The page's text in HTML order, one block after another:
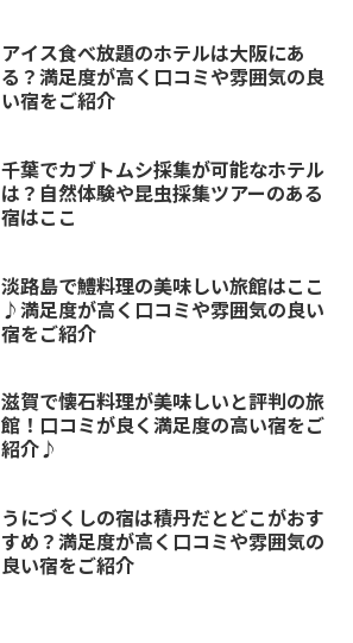
アイス食べ放題のホテルは大阪にあ
る？満足度が高く口コミや雰囲気の良
い宿をご紹介
千葉でカブトムシ採集が可能なホテル
は？自然体験や昆虫採集ツアーのある
宿はここ
淡路島で鱧料理の美味しい旅館はここ
♪満足度が高く口コミや雰囲気の良い
宿をご紹介
滋賀で懐石料理が美味しいと評判の旅
館！口コミが良く満足度の高い宿をご
紹介♪
うにづくしの宿は積丹だとどこがおす
すめ？満足度が高く口コミや雰囲気の
良い宿をご紹介